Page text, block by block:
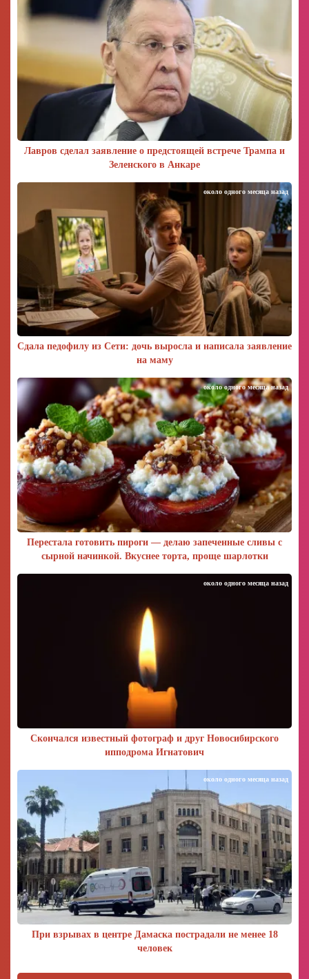
Лавров сделал заявление о предстоящей встрече Трампа и
Зеленского в Анкаре
Сдала педофилу из Сети: дочь выросла и написала заявление
на маму
около одного месяца назад
Перестала готовить пироги — делаю запеченные сливы с
сырной начинкой. Вкуснее торта, проще шарлотки
около одного месяца назад
Скончался известный фотограф и друг Новосибирского
ипподрома Игнатович
около одного месяца назад
При взрывах в центре Дамаска пострадали не менее 18
человек
около одного месяца назад